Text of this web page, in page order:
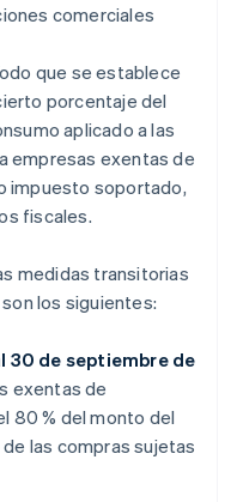
comerciales
que se establece
porcentaje del
aplicado a las
empresas exentas de
impuesto soportado,
fiscales.
medidas transitorias
los siguientes:
30 de septiembre de
exentas de
80 % del monto del
las compras sujetas